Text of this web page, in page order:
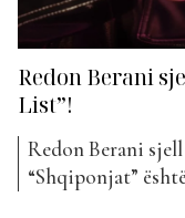
Redon Berani
List”!
Redon Berani
“Shqiponjat”